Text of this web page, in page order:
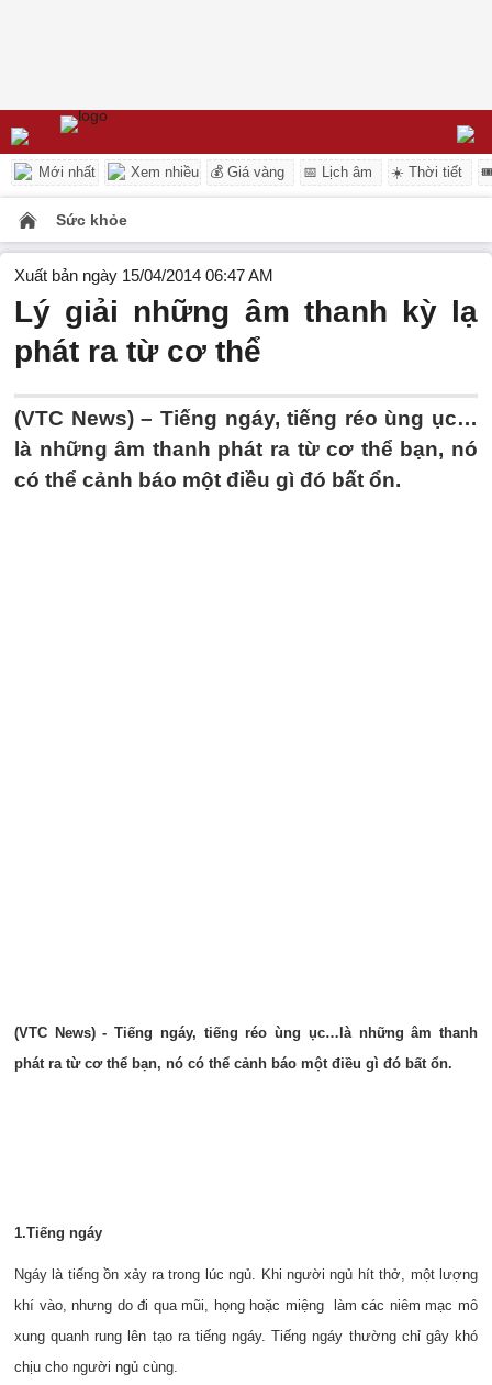
Mới nhất Xem nhiều 💰 Giá vàng 📅 Lịch âm ☀️ Thời tiết
Sức khỏe
Xuất bản ngày 15/04/2014 06:47 AM
Lý giải những âm thanh kỳ lạ
phát ra từ cơ thể
(VTC News) – Tiếng ngáy, tiếng réo ùng ục…
là những âm thanh phát ra từ cơ thể bạn, nó
có thể cảnh báo một điều gì đó bất ổn.
(VTC News) - Tiếng ngáy, tiếng réo ùng ục…là những âm thanh
phát ra từ cơ thể bạn, nó có thể cảnh báo một điều gì đó bất ổn.
1.Tiếng ngáy
Ngáy là tiếng ồn xảy ra trong lúc ngủ. Khi người ngủ hít thở, một lượng
khí vào, nhưng do đi qua mũi, họng hoặc miệng làm các niêm mạc mô
xung quanh rung lên tạo ra tiếng ngáy. Tiếng ngáy thường chỉ gây khó
chịu cho người ngủ cùng.